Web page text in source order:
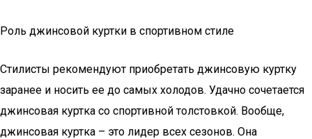
Роль джинсовой куртки в спортивном стиле
Стилисты рекомендуют приобретать джинсовую куртку
заранее и носить ее до самых холодов. Удачно сочетается
джинсовая куртка со спортивной толстовкой. Вообще,
джинсовая куртка – это лидер всех сезонов. Она